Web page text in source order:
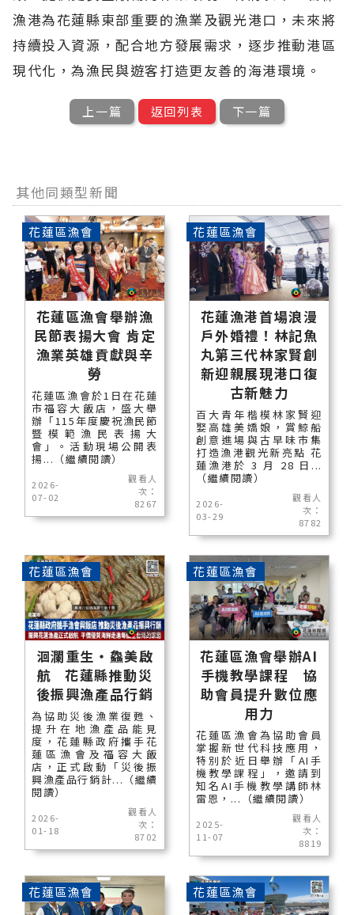
漁港為花蓮縣東部重要的漁業及觀光港口，未來將
持續投入資源，配合地方發展需求，逐步推動港區
現代化，為漁民與遊客打造更友善的海港環境。
上一篇 返回列表 下一篇
其他同類型新聞
花蓮區漁會舉辦漁
民節表揚大會 肯定
漁業英雄貢獻與辛
勞
花蓮區漁會於1日在花蓮
市福容大飯店，盛大舉
辦「115年度慶祝漁民節
暨模範漁民表揚大
會」。活動現場公開表
揚...（繼續閱讀）
2026-
07-02
觀看人
次：
8267
花蓮區漁會
花蓮漁港首場浪漫
戶外婚禮！林記魚
丸第三代林家賢創
新迎親展現港口復
古新魅力
百大青年楷模林家賢迎
娶高雄美嬌娘，賞鯨船
創意進場與古早味市集
打造漁港觀光新亮點 花
蓮漁港於 3 月 28 日...
（繼續閱讀）
2026-
03-29
觀看人
次：
8782
花蓮區漁會
洄瀾重生・鱻美啟
航 花蓮縣推動災
後振興漁產品行銷
為協助災後漁業復甦、
提升在地漁產品能見
度，花蓮縣政府攜手花
蓮區漁會及福容大飯
店，正式啟動「災後振
興漁產品行銷計...（繼續
閱讀）
2026-
01-18
觀看人
次：
8702
花蓮區漁會
花蓮區漁會舉辦AI
手機教學課程 協
助會員提升數位應
用力
花蓮區漁會為協助會員
掌握新世代科技應用，
特別於近日舉辦「AI手
機教學課程」，邀請到
知名AI手機教學講師林
雷恩，...（繼續閱讀）
2025-
11-07
觀看人
次：
8819
花蓮區漁會
花蓮區漁會 花蓮區漁會